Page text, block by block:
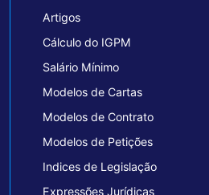
Artigos
Cálculo do IGPM
Salário Mínimo
Modelos de Cartas
Modelos de Contrato
Modelos de Petições
Indices de Legislação
Expressões Jurídicas